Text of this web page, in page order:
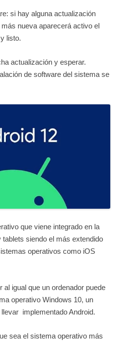
si hay alguna actualización
nueva aparecerá activo el
listo.
actualización y esperar.
de software del sistema se
que viene integrado en la
siendo el más extendido
operativos como iOS
al igual que un ordenador puede
operativo Windows 10, un
implementado Android.
sea el sistema operativo más